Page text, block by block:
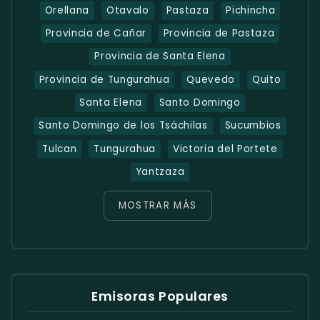
Orellana Otavalo Pastaza
Pichincha
Provincia de Cañar
Provincia de Pastaza
Provincia de Santa Elena
Provincia de Tungurahua
Quevedo
Quito
Santa Elena
Santo Domingo
Santo Domingo de los Tsáchilas
Sucumbios
Tulcan
Tungurahua
Victoria del Portete
Yantzaza
MOSTRAR MÁS
Emisoras Populares